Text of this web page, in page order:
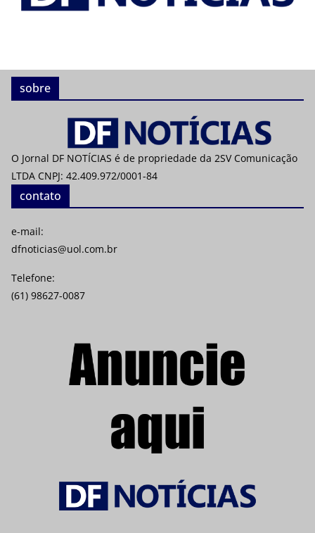
sobre
O Jornal DF NOTÍCIAS é de propriedade da 2SV Comunicação
LTDA CNPJ: 42.409.972/0001-84
contato
e-mail:
dfnoticias@uol.com.br
Telefone:
(61) 98627-0087